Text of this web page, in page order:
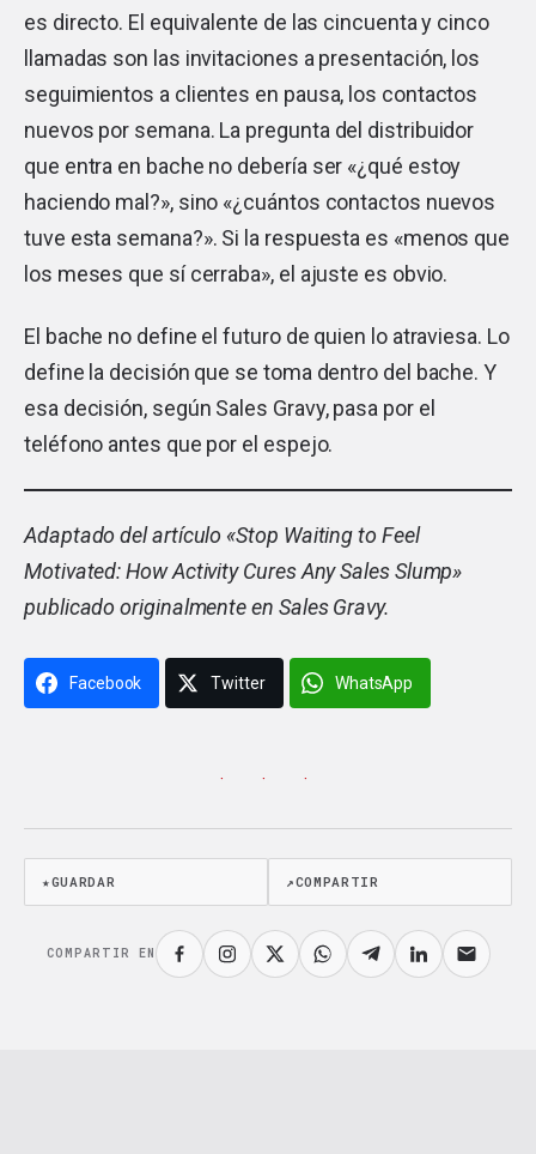
es directo. El equivalente de las cincuenta y cinco
llamadas son las invitaciones a presentación, los
seguimientos a clientes en pausa, los contactos
nuevos por semana. La pregunta del distribuidor
que entra en bache no debería ser «¿qué estoy
haciendo mal?», sino «¿cuántos contactos nuevos
tuve esta semana?». Si la respuesta es «menos que
los meses que sí cerraba», el ajuste es obvio.
El bache no define el futuro de quien lo atraviesa. Lo
define la decisión que se toma dentro del bache. Y
esa decisión, según Sales Gravy, pasa por el
teléfono antes que por el espejo.
Adaptado del artículo «Stop Waiting to Feel
Motivated: How Activity Cures Any Sales Slump»
publicado originalmente en Sales Gravy.
Facebook Twitter WhatsApp
· · ·
★GUARDAR ↗COMPARTIR
COMPARTIR EN